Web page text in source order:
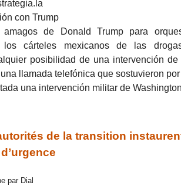
con Trump
de Donald Trump para
los cárteles mexicanos de las
posibilidad de una intervención de
llamada telefónica que sostuvieron
una intervención militar de
de la transition
par Dial